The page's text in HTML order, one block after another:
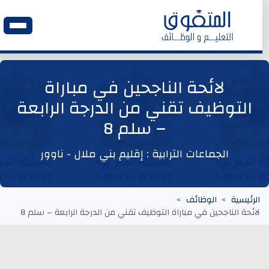
الرئيسية
وظائف اليوم
ابحث عن وظيفة
وظائف المؤسسات و المقاولات العمومية
لائحة الناجحين في مباراة
التوظيف تقني من الدرجة الرابعة
– سلم 8
الجماعات الترابية : إقليم بني ملال - ناوور
الرئيسية الوظائف
لائحة الناجحين في مباراة التوظيف تقني من الدرجة الرابعة – سلم 8